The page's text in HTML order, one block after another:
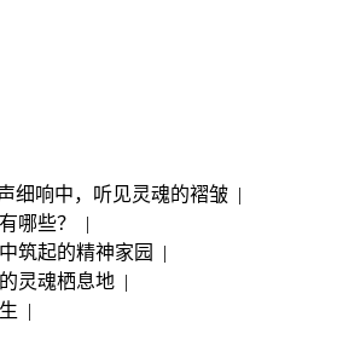
细响中，听见灵魂的褶皱 |
哪些？ |
筑起的精神家园 |
灵魂栖息地 |
|